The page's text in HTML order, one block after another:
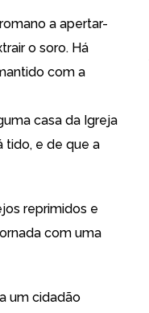
a apertar-
o soro. Há
com a
casa da Igreja
tido, e de que a
reprimidos e
com uma
um cidadão